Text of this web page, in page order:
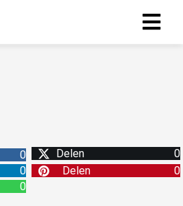
0 Delen
0
0 Delen
0
0